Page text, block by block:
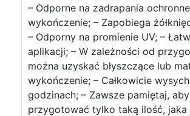
– Odporne na zadrapania ochronne
wykończenie; – Zapobiega
– Odporny na promienie UV; –
aplikacji; – W zależności od
można uzyskać błyszczące lub
wykończenie; – Całkowicie
godzinach; – Zawsze pamiętaj, aby
przygotować tylko taką ilość, jaka